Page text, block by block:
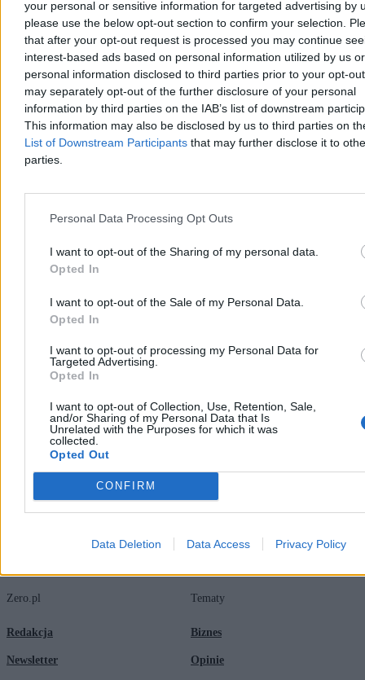
your personal or sensitive information for targeted advertising by
please use the below opt-out section to confirm your selection.
that after your opt-out request is processed you may continue
interest-based ads based on personal information utilized by us or
personal information disclosed to third parties prior to your opt-
may separately opt-out of the further disclosure of your personal
information by third parties on the IAB’s list of downstream
This information may also be disclosed by us to third parties on
List of Downstream Participants that may further disclose it to
parties.
Personal Data Processing Opt Outs
I want to opt-out of the Sharing of my personal data.
Opted In
I want to opt-out of the Sale of my Personal Data.
Opted In
I want to opt-out of processing my Personal Data for
Targeted Advertising.
Opted In
I want to opt-out of Collection, Use, Retention, Sale,
and/or Sharing of my Personal Data that Is
Unrelated with the Purposes for which it was
collected.
Opted Out
CONFIRM
Data Deletion Data Access Privacy Policy
rozczarować
11:30Jak zmarnowano Opla? Nie zaszkodziły mu dwie wojny, w
starciu z korporacją może przegrać
10:48Prokuratura reaguje na przeprowadzkę Zbigniewa Ziobry
Prezydencki minister mówi o ucieczce Ziobry do USA.
„Każdy broni się tak, jak uważa”
09:34Dużo deszczu, silny wiatr. Ogłoszono alarmy dla 13
województw
09:19CBŚP rozbiło mafię śmieciową. 14 osób zatrzymanych
08:50Ruszają egzaminy ósmoklasisty. Co czeka uczniów?
08:17„Nie chcemy straszyć, ale...”. Kosiniak-Kamysz o zagrożeniu
wojną i widmie powrotu poboru
Amerykanie coraz częściej szpiegują Kubę. „Wzorzec
warunki pokoju
Wielkie zwijanie szkół. Albo placówki widma, albo likwidacja
dziwię się, że wybieramy szkoły prywatne
400 tys. dzieci w szkołach prywatnych. „To ucieczka przed
Papierologia, kontrole i strach przed paragrafem, czyli jak
wygląda polska szkoła
Biorą publiczne pieniądze, pozbywają się problemów. Ciemna
Szkoła to gra statusowa. „Chodzi tylko o pozycjonowanie się”
Jak prywatyzuje się polska szkoła. Dekada wywróciła
wszystko do góry nogami
Nauczyciele odchodzą z pracy. „System oświaty jest do
zaorania”
Zero.pl
Redakcja
Newsletter
Tematy
Biznes
Opinie